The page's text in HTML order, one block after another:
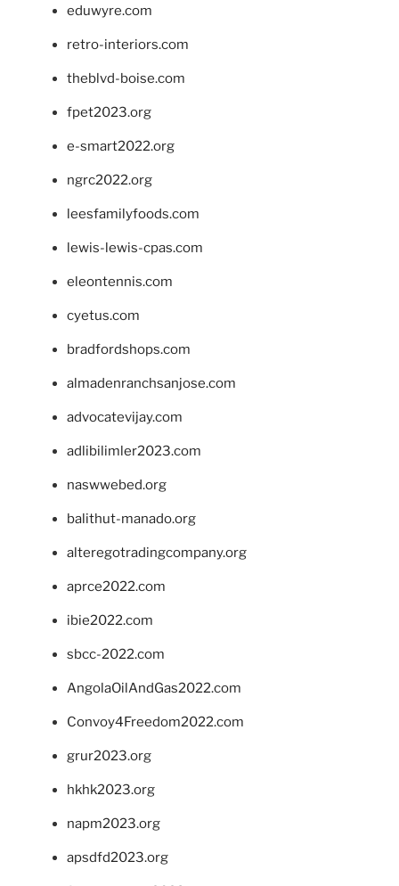
eduwyre.com
retro-interiors.com
theblvd-boise.com
fpet2023.org
e-smart2022.org
ngrc2022.org
leesfamilyfoods.com
lewis-lewis-cpas.com
eleontennis.com
cyetus.com
bradfordshops.com
almadenranchsanjose.com
advocatevijay.com
adlibilimler2023.com
naswwebed.org
balithut-manado.org
alteregotradingcompany.org
aprce2022.com
ibie2022.com
sbcc-2022.com
AngolaOilAndGas2022.com
Convoy4Freedom2022.com
grur2023.org
hkhk2023.org
napm2023.org
apsdfd2023.org